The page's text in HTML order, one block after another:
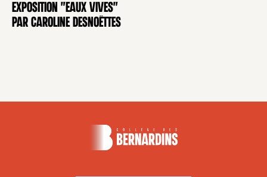
EXPOSITION
Exposition "Eaux Vives"
par Caroline Desnoëttes